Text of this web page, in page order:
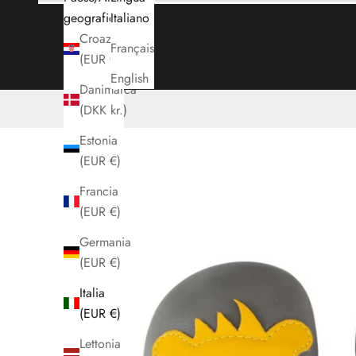
geografica
Croazia
(EUR €)
Danimarca
(DKK kr.)
Estonia
(EUR €)
Francia
(EUR €)
Germania
(EUR €)
Italia
(EUR €)
Lettonia
Italiano
Français
English